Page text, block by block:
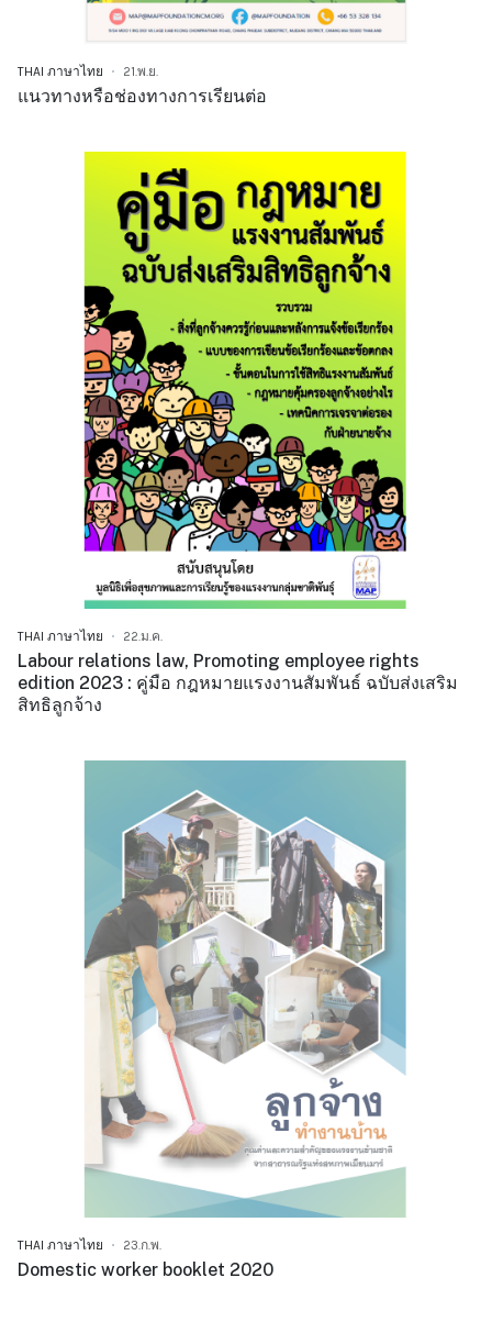
THAI ภาษาไทย 21.พ.ย.
แนวทางหรือช่องทางการเรียนต่อ
THAI ภาษาไทย 22.ม.ค.
Labour relations law, Promoting employee rights
edition 2023 : คู่มือ กฎหมายแรงงานสัมพันธ์ ฉบับส่งเสริม
สิทธิลูกจ้าง
THAI ภาษาไทย 23.ก.พ.
Domestic worker booklet 2020